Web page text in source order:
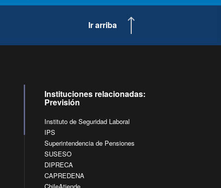
Ir arriba
Instituciones relacionadas:
Previsión
Instituto de Seguridad Laboral
IPS
Superintendencia de Pensiones
SUSESO
DIPRECA
CAPREDENA